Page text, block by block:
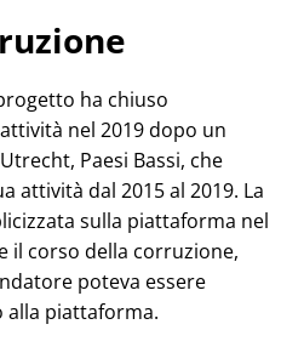
ha chiuso
nel 2019 dopo un
Paesi Bassi, che
attività dal 2015 al 2019. La
sulla piattaforma nel
il corso della corruzione,
poteva essere
alla piattaforma.